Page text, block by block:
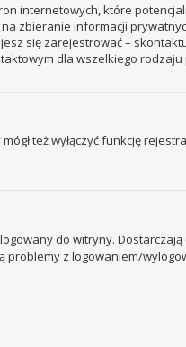
internetowych, które
zbieranie informacji
się zarejestrować –
dla wszelkiego
też wyłączyć funkcję
do witryny. Dostarczają
problemy z logowaniem/